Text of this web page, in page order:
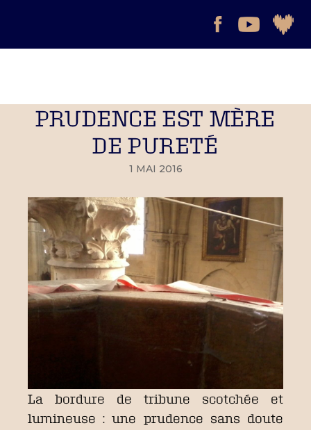
PRUDENCE EST MÈRE
DE PURETÉ
1 MAI 2016
La bordure de tribune scotchée et
lumineuse : une prudence sans doute